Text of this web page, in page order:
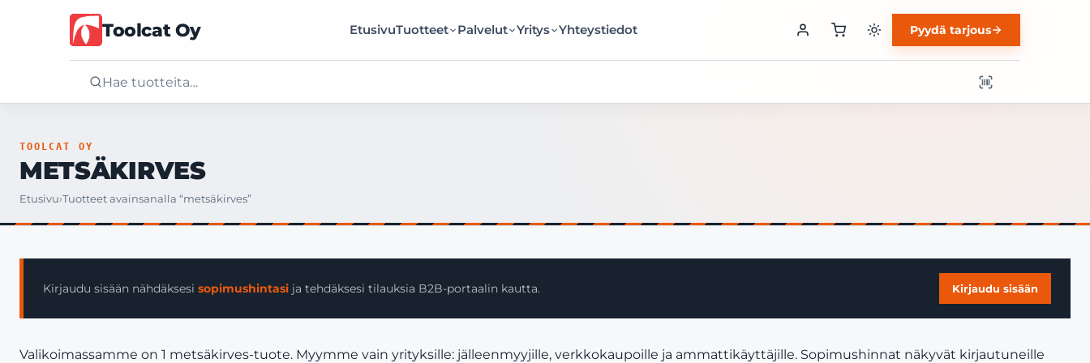
Toolcat Oy EtusivuTuotteet Palvelut Yritys Yhteystiedot Pyydä tarjous
Tuotteet
Yritys
TOOLCAT OY
METSÄKIRVES
Etusivu›Tuotteet avainsanalla “metsäkirves”
Kirjaudu sisään nähdäksesi sopimushintasi ja tehdäksesi tilauksia B2B-portaalin kautta. Kirjaudu sisään
Valikoimassamme on 1 metsäkirves-tuote. Myymme vain yrityksille: jälleenmyyjille, verkkokaupoille ja ammattikäyttäjille. Sopimushinnat näkyvät kirjautuneille